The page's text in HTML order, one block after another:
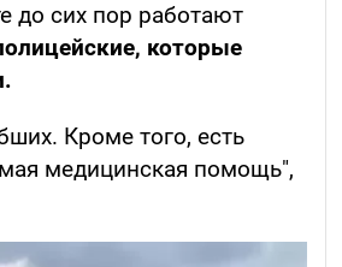
до сих пор работают
которые
Кроме того, есть
медицинская помощь",